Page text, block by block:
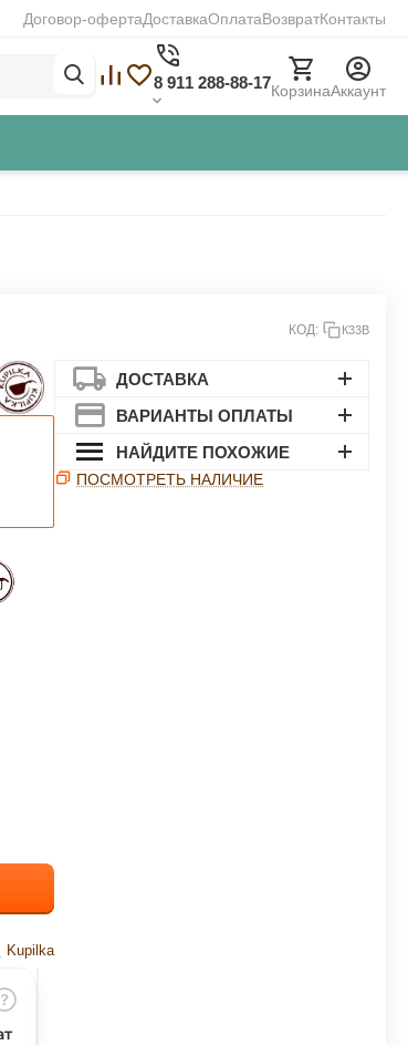
Договор-офертаДоставкаОплатаВозвратКонтакты
8 911 288-88-17КорзинаАккаунт
КОД: К33В
Kupilka
ДОСТАВКА
ВАРИАНТЫ ОПЛАТЫ
НАЙДИТЕ ПОХОЖИЕ
ПОСМОТРЕТЬ НАЛИЧИЕ